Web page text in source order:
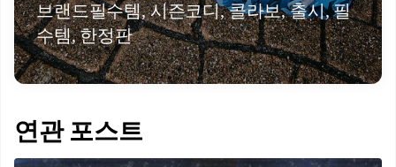
브랜드필수템, 시즌코디, 콜라보, 출시, 필
수템, 한정판
연관 포스트